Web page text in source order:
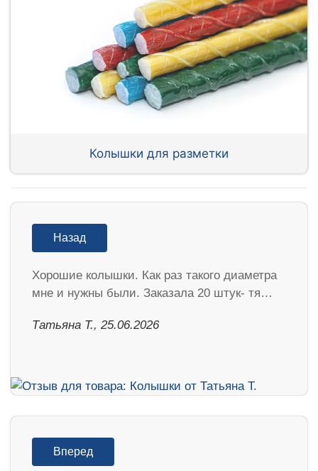
Колышки для разметки
Назад
Хорошие колышки. Как раз такого диаметра
мне и нужны были. Заказала 20 штук- тя…
Татьяна Т., 25.06.2026
Вперед